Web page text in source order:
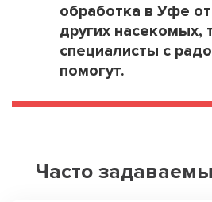
обработка в Уфе
других насекомых,
специалисты с
помогут.
Часто